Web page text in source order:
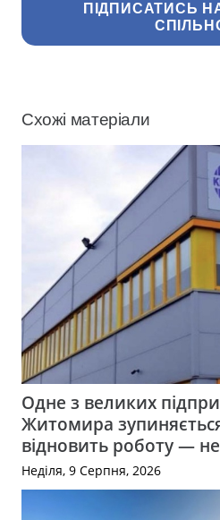
ПІДПИСАТИСЬ НА
Схожі матеріали
Одне з великих
Житомира
відновить роботу —
Неділя, 9 Серпня, 2026